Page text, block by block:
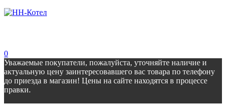
0
Уважаемые покупатели, пожалуйста, уточняйте наличие и
актуальную цену заинтересовавшего вас товара по телефону
до приезда в магазин! Цены на сайте находятся в процессе
правки.